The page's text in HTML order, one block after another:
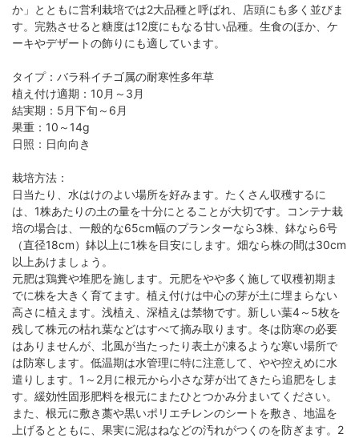
か」とともに営利栽培では2大品種と呼ばれ、店頭にも多く並びま
す。完熟させると糖度は12度にもなる甘い品種。生食のほか、ケ
ーキやデザートの飾りにも適しています。
タイプ：バラ科イチゴ属の耐寒性多年草
植え付け適期：10月～3月
結実期：5月下旬～6月
果重：10～14g
日照：日向向き
栽培方法：
日当たり、水はけのよい場所を好みます。たくさん収穫するに
は、1株あたりの土の量を十分にとることが大切です。コンテナ栽
培の場合は、一般的な65cm幅のプランターなら3株、鉢なら6号
（直径18cm）鉢以上に1株を目安にします。畑なら株の間は30cm
以上あけましょう。
元肥は鶏糞や堆肥を施します。元肥をやや多く施して収穫初期ま
でに株を大きく育てます。植え付けは中心の芽が土に埋まらない
高さに植えます。浅植え、深植えは禁物です。新しい葉4～5枚を
残して株元の枯れ葉などはすべて摘み取ります。冬は防寒の必要
はありませんが、北風が当たったり表土が凍るような寒い場所で
は防寒します。低温期は水管理に特に注意して、やや控えめに水
遣りします。1～2月に根元から小さな芽が出てきたら追肥をしま
す。緩効性固形肥料を根元にまたひとつかみ分まいてください。
また、根元に敷き藁や黒いポリエチレンのシートを敷き、地温を
上げるとともに、果実に泥はねなどの汚れがつくのを防ぎます。2